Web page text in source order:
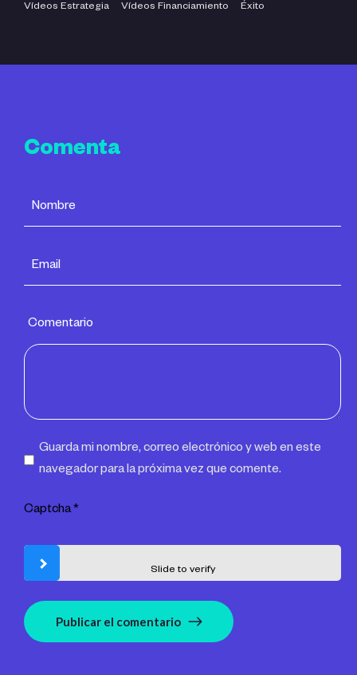
Vídeos Estrategia Vídeos Financiamiento Éxito
Comenta
Comentario
Guarda mi nombre, correo electrónico y web en este
navegador para la próxima vez que comente.
Captcha*
Slide to verify
Publicar el comentario